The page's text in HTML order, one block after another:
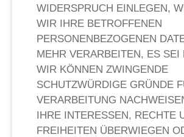
WIDERSPRUCH EINLEGEN,
WIR IHRE BETROFFENEN
PERSONENBEZOGENEN
MEHR VERARBEITEN, ES SEI
WIR KÖNNEN ZWINGENDE
SCHUTZWÜRDIGE GRÜNDE
VERARBEITUNG
IHRE INTERESSEN, RECHTE
FREIHEITEN ÜBERWIEGEN